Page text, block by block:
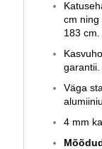
cm ning
183 cm.
garantii.
Väga
4 mm